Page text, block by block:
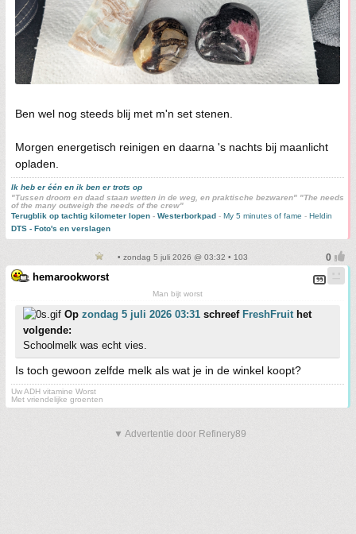
Ben wel nog steeds blij met m'n set stenen.
Morgen energetisch reinigen en daarna 's nachts bij maanlicht
opladen.
Ik heb er één en ik ben er trots op
"Tussen droom en daad staan wetten in de weg, en praktische bezwaren" "The needs
of the many outweigh the needs of the crew"
Terugblik op tachtig kilometer lopen - Westerborkpad - My 5 minutes of fame - Heldin
DTS - Foto's en verslagen
• zondag 5 juli 2026 @ 03:32 • 103
hemarookworst
Man bijt worst
Op zondag 5 juli 2026 03:31 schreef FreshFruithet
volgende:
Schoolmelk was echt vies.
Is toch gewoon zelfde melk als wat je in de winkel koopt?
Uw ADH vitamine Worst
Met vriendelijke groenten
▼ Advertentie door Refinery89